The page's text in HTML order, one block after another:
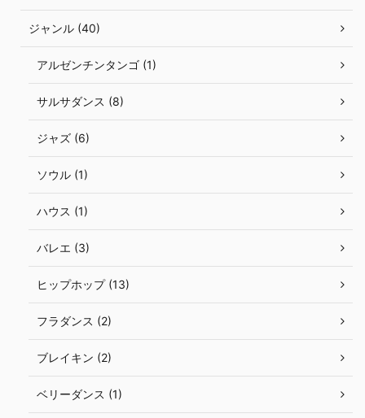
ジャンル (40)
アルゼンチンタンゴ (1)
サルサダンス (8)
ジャズ (6)
ソウル (1)
ハウス (1)
バレエ (3)
ヒップホップ (13)
フラダンス (2)
ブレイキン (2)
ベリーダンス (1)